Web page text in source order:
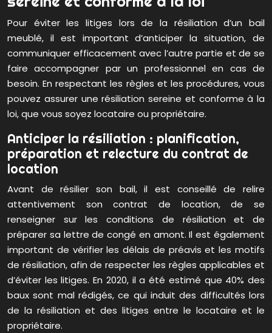
Pour éviter les litiges lors de la résiliation d’un bail
meublé, il est important d’anticiper la situation, de
communiquer efficacement avec l’autre partie et de se
faire accompagner par un professionnel en cas de
besoin. En respectant les règles et les procédures, vous
pouvez assurer une résiliation sereine et conforme à la
loi, que vous soyez locataire ou propriétaire.
Anticiper la résiliation : planification,
préparation et relecture du contrat de
location
Avant de résilier son bail, il est conseillé de relire
attentivement son contrat de location, de se
renseigner sur les conditions de résiliation et de
préparer sa lettre de congé en amont. Il est également
important de vérifier les délais de préavis et les motifs
de résiliation, afin de respecter les règles applicables et
d’éviter les litiges. En 2020, il a été estimé que 40% des
baux sont mal rédigés, ce qui induit des difficultés lors
de la résiliation et des litiges entre le locataire et le
propriétaire.